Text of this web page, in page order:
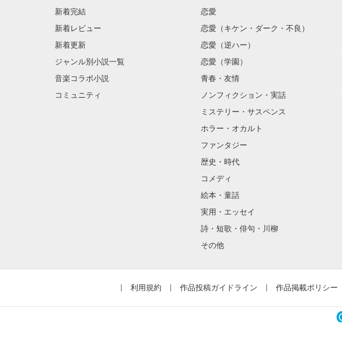
                その子の正体とは？
            ✼••┈┈┈┈┈┈┈┈┈┈••✼
                         松村   紬
                  Matumura Tumugi
                              ×
               “俺様で一途で独占欲強め”
                          渡辺  朔
           ❊ ┈︎┈︎┈︎┈︎┈︎┈︎┈┈︎┈︎┈︎┈︎┈︎✻
新着完結
新着レビュー
新着更新
ジャンル別小説一覧
音楽コラボ小説
コミュニティ
恋愛
恋愛（キケン・ダーク・不良）
恋愛（逆ハー）
恋愛（学園）
青春・友情
ノンフィクション・実話
ミステリー・サスペンス
ホラー・オカルト
ファンタジー
歴史・時代
コメディ
絵本・童話
実用・エッセイ
詩・短歌・俳句・川柳
その他
利用規約 作品投稿ガイドライン 作品掲載ポリシー